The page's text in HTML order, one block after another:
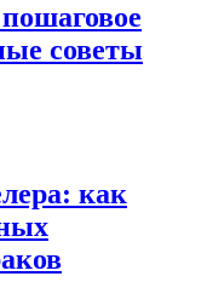
советы
как